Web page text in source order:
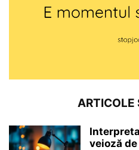
ARTICOLE
veioză